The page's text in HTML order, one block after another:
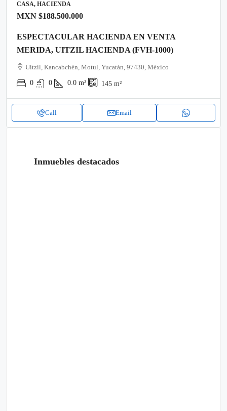
CASA, HACIENDA
MXN $188.500.000
ESPECTACULAR HACIENDA EN VENTA
MERIDA, UITZIL HACIENDA (FVH-1000)
Uitzil, Kancabchén, Motul, Yucatán, 97430, México
0 0 0.0 m² 145 m²
Call Email
Inmuebles destacados